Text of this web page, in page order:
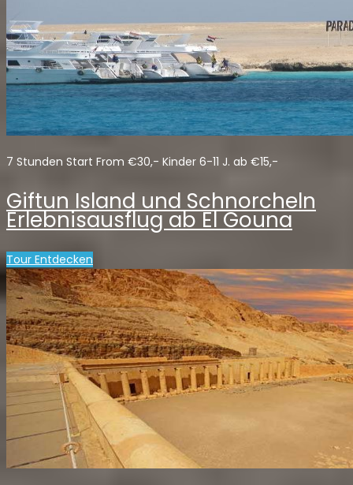
7 Stunden Start From €30,- Kinder 6-11 J. ab €15,-
Giftun Island und Schnorcheln
Erlebnisausflug ab El Gouna
Tour Entdecken